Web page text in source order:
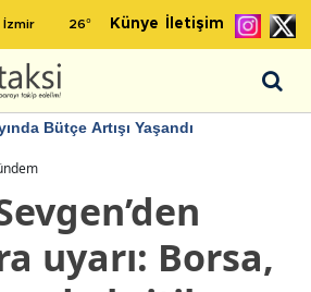
26° Künye İletişim
Bütçe Artışı Yaşandı
uyarı: Borsa,